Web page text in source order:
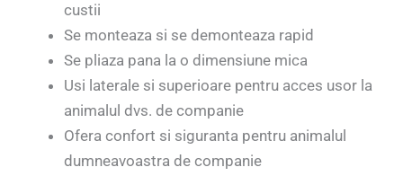
custii
Se monteaza si se demonteaza rapid
Se pliaza pana la o dimensiune mica
Usi laterale si superioare pentru acces usor la
animalul dvs. de companie
Ofera confort si siguranta pentru animalul
dumneavoastra de companie